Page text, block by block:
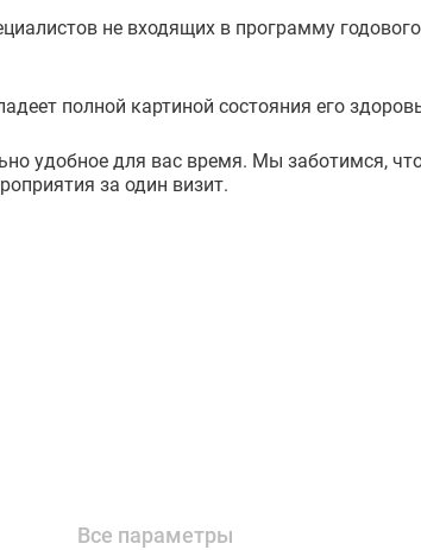
не входящих в программу
полной картиной состояния его
удобное для вас время. Мы заботимся,
за один визит.
Все параметры